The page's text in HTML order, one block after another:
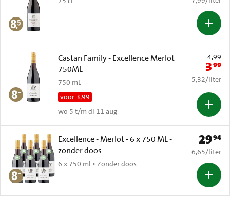
Castan Family - Excellence Merlot
750ML
750 mL
voor 3,99
wo 5 t/m di 11 aug
Oude prijs:
4,99
399
€ 5,32 per
5,32/liter
Excellence - Merlot - 6 x 750 ML -
zonder doos
6 x 750 ml • Zonder doos
Prijs: €
2994
€ 6,65 per
6,65/liter